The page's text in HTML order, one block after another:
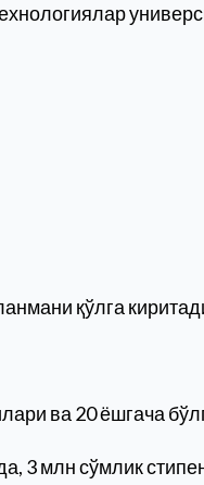
қўлга
ва 20 ёшгача
3 млн сўмлик